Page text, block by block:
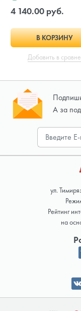
4 140.00 руб.
В КОРЗИНУ
Добавить в
А за
ул.
Рейтинг
на